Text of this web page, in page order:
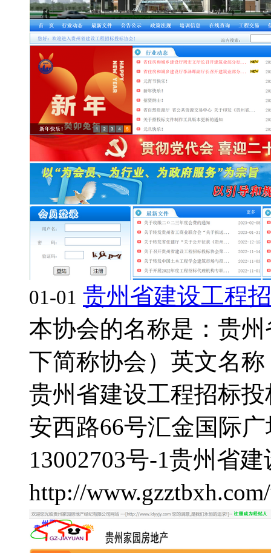
01-01 贵州省建设工程
本协会的名称是：贵
下简称协会）英文名称
贵州省建设工程招标
安西路66号汇金国际
13002703号-1贵州省建
http://www.gzztbxh.com/